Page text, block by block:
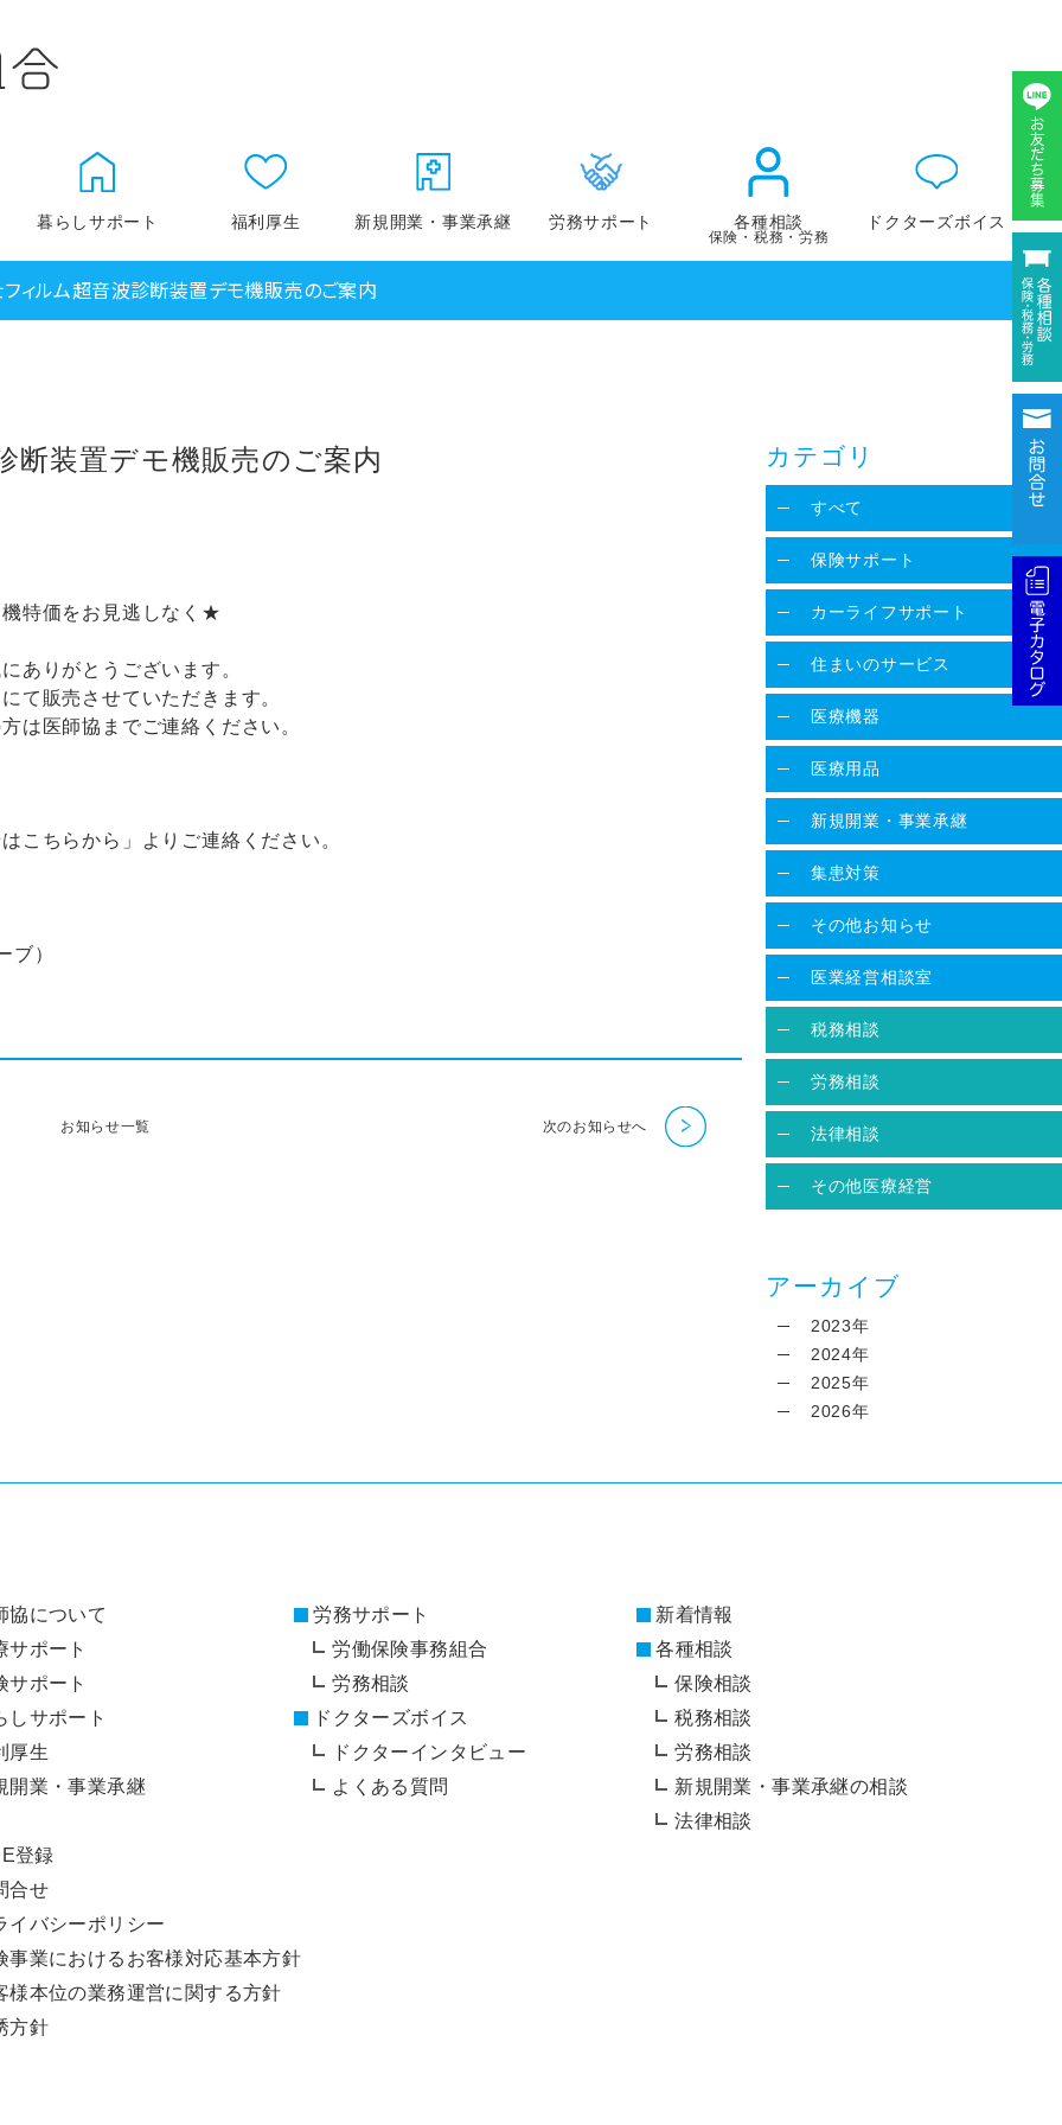
暮らしサポート
住まいのサービス
福利厚生 新規開業・事業承継 労務サポート 各種相談
保険・税務・労務
ドクターズボイス
ドクターインタビ
フィルム超音波診断装置デモ機販売のご案内
断装置デモ機販売のご案内
特価をお見逃しなく★
ありがとうございます。
て販売させていただきます。
は医師協までご連絡ください。
こちらから」よりご連絡ください。
ブ）
お知らせ一覧 次のお知らせへ
カテゴリ
すべて
保険サポート
カーライフサポート
住まいのサービス
医療機器
医療用品
新規開業・事業承継
集患対策
その他お知らせ
医業経営相談室
税務相談
労務相談
法律相談
その他医療経営
アーカイブ
2023年
2024年
2025年
2026年
協について
サポート
サポート
しサポート
厚生
開業・事業承継
労務サポート
労働保険事務組合
労務相談
ドクターズボイス
ドクターインタビュー
よくある質問
新着情報
各種相談
保険相談
税務相談
労務相談
新規開業・事業承継の相談
法律相談
登録
合せ
イバシーポリシー
事業におけるお客様対応基本方針
様本位の業務運営に関する方針
方針